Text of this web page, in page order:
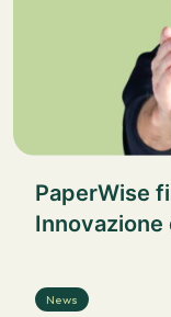
PaperWise
Innovazione
News